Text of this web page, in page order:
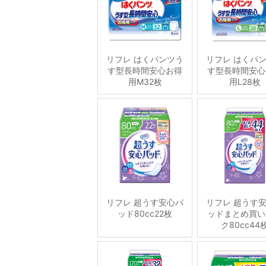
リフレ はくパンツう
す型長時間安心お得
用M32枚
リフレ はくパ
す型長時間安
用L28枚
リフレ 超うす安心パ
ッド80cc22枚
リフレ 超うす
ッドまとめ買
ク80cc44